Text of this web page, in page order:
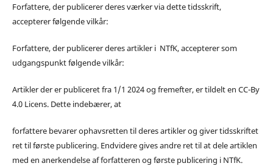
Forfattere, der publicerer deres værker via dette tidsskrift,
accepterer følgende vilkår:
Forfattere, der publicerer deres artikler i NTfK, accepterer som
udgangspunkt følgende vilkår:
Artikler der er publiceret fra 1/1 2024 og fremefter, er tildelt en CC-By
4.0 Licens. Dette indebærer, at
forfattere bevarer ophavsretten til deres artikler og giver tidsskriftet
ret til første publicering. Endvidere gives andre ret til at dele artiklen
med en anerkendelse af forfatteren og første publicering i NTfK.